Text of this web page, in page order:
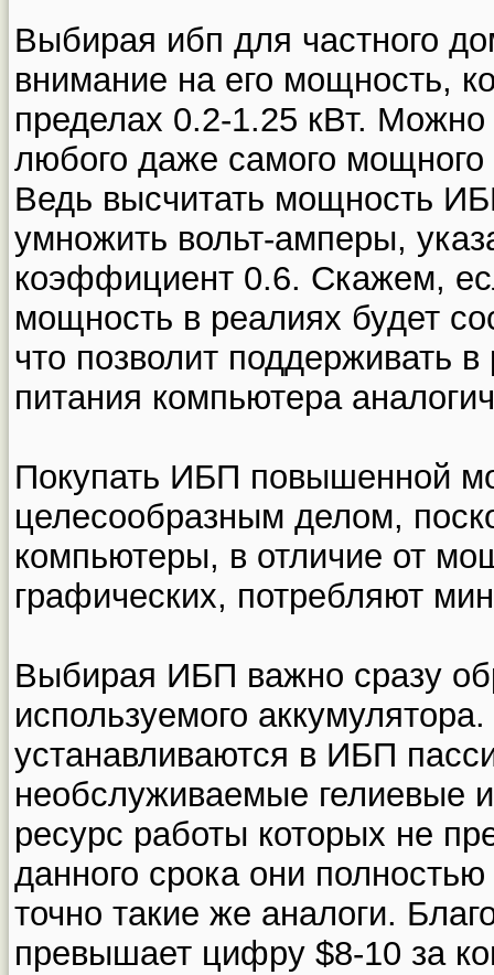
Выбирая ибп для частного
внимание на его мощность,
пределах 0.2-1.25 кВт.
любого даже самого мощного
Ведь высчитать мощность
умножить вольт-амперы,
коэффициент 0.6. Скажем,
мощность в реалиях будет
что позволит поддерживать
питания компьютера
Покупать ИБП повышенной
целесообразным делом,
компьютеры, в отличие от
графических, потребляют
Выбирая ИБП важно сразу
используемого
устанавливаются в ИБП
необслуживаемые гелиевые
ресурс работы которых не
данного срока они
точно такие же аналоги.
превышает цифру $8-10 за